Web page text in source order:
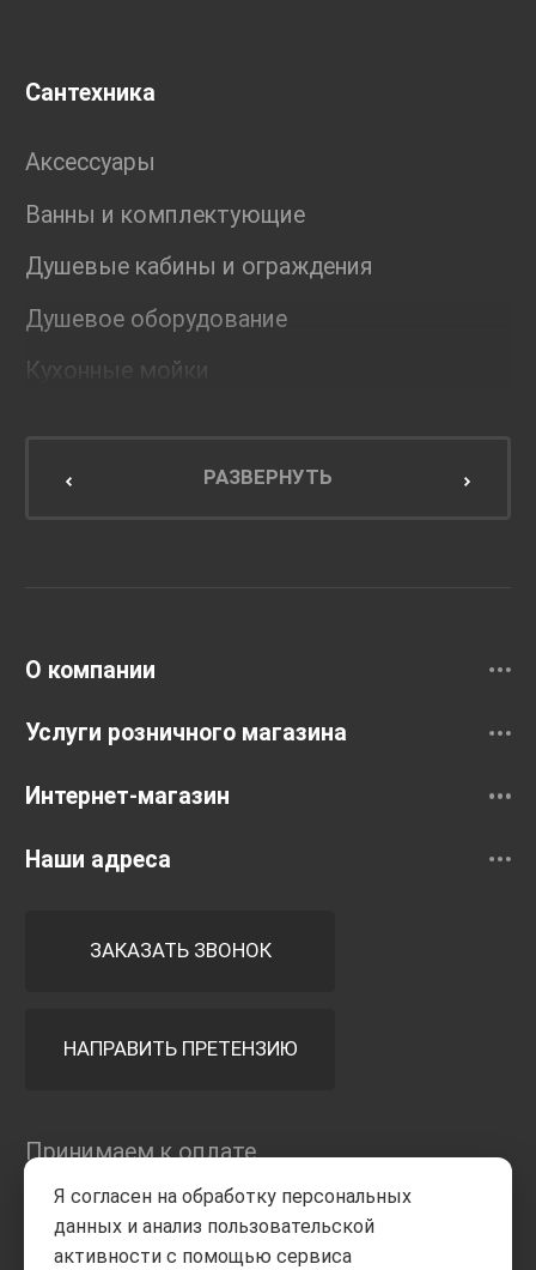
Сантехника
Аксессуары
Ванны и комплектующие
Душевые кабины и ограждения
Душевое оборудование
Кухонные мойки
Мебель для кухниРАЗВЕРНУТЬ
О компании
Услуги розничного магазина
Интернет-магазин
Наши адреса
ЗАКАЗАТЬ ЗВОНОК
НАПРАВИТЬ ПРЕТЕНЗИЮ
Принимаем к оплате
Я согласен на обработку персональных
данных и анализ пользовательской
активности с помощью сервиса